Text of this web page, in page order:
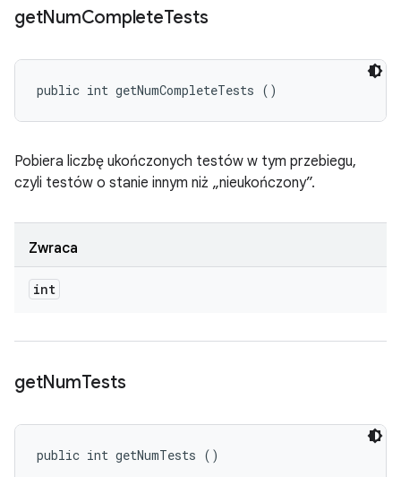
getNumCompleteTests
public int getNumCompleteTests ()
Pobiera liczbę ukończonych testów w tym przebiegu,
czyli testów o stanie innym niż „nieukończony”.
Zwraca
int
getNumTests
public int getNumTests ()